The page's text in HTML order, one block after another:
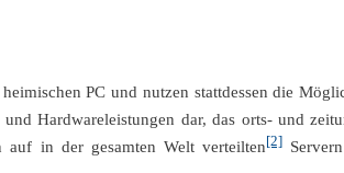
PC und nutzen stattdessen die
Hardwareleistungen dar, das orts- und
auf in der gesamten Welt verteilten[2]Servern